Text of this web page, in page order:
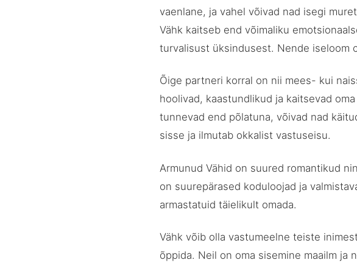
vaenlane, ja vahel võivad nad isegi
Vähk kaitseb end võimaliku
turvalisust üksindusest. Nende iseloom
Õige partneri korral on nii mees- kui
hoolivad, kaastundlikud ja kaitsevad
tunnevad end põlatuna, võivad nad
sisse ja ilmutab okkalist vastuseisu.
Armunud Vähid on suured romantikud
on suurepärased koduloojad ja
armastatuid täielikult omada.
Vähk võib olla vastumeelne teiste
õppida. Neil on oma sisemine maailm ja